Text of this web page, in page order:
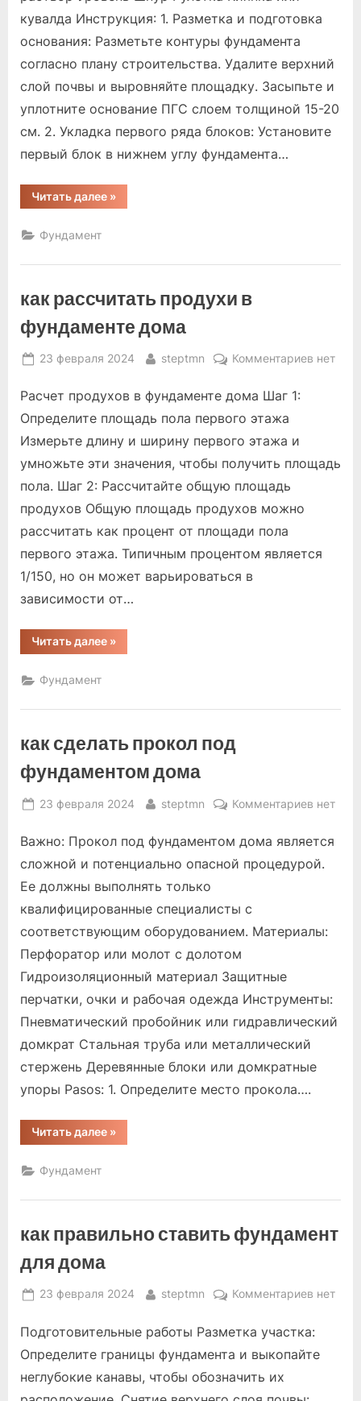
дом
блоках
кувалда Инструкция: 1. Разметка и подготовка
основания: Разметьте контуры фундамента
согласно плану строительства. Удалите верхний
слой почвы и выровняйте площадку. Засыпьте и
уплотните основание ПГС слоем толщиной 15-20
см. 2. Укладка первого ряда блоков: Установите
первый блок в нижнем углу фундамента…
Читать далее“как
подвести
блоках”
»
Фундамент
как рассчитать продухи в
фундаменте дома
Posted
23 февраля 2024 By
steptmn Комментариевкнет
Расчет продухов в фундаменте дома Шаг 1:
Определите площадь пола первого этажа
Измерьте длину и ширину первого этажа и
умножьте эти значения, чтобы получить площадь
пола. Шаг 2: Рассчитайте общую площадь
продухов Общую площадь продухов можно
рассчитать как процент от площади пола
первого этажа. Типичным процентом является
1/150, но он может варьироваться в
зависимости от…
Читать далее“как
рассчитать
»
Фундамент
как сделать прокол под
фундаментом дома
Posted
23 февраля 2024 By
steptmn Комментариевк
как
сделать
дома
нет
Важно: Прокол под фундаментом дома является
сложной и потенциально опасной процедурой.
Ее должны выполнять только
квалифицированные специалисты с
соответствующим оборудованием. Материалы:
Перфоратор или молот с долотом
Гидроизоляционный материал Защитные
перчатки, очки и рабочая одежда Инструменты:
Пневматический пробойник или гидравлический
домкрат Стальная труба или металлический
стержень Деревянные блоки или домкратные
упоры Pasos: 1. Определите место прокола….
Читать далее“как
сделать
»
Фундамент
как правильно ставить фундамент
для дома
Posted
23 февраля 2024 By
steptmn Комментариевк
как
нет
Подготовительные работы Разметка участка:
Определите границы фундамента и выкопайте
неглубокие канавы, чтобы обозначить их